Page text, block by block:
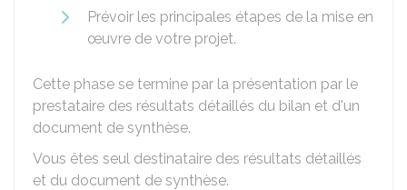
Prévoir les principales étapes de la mise en
œuvre de votre projet.
Cette phase se termine par la présentation par le
prestataire des résultats détaillés du bilan et d'un
document de synthèse.
Vous êtes seul destinataire des résultats détaillés
et du document de synthèse.